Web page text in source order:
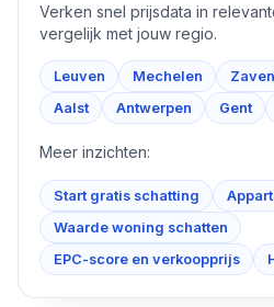
Verken snel prijsdata in
vergelijk met jouw regio.
Leuven Mechelen
Aalst
Antwerpen Gent
Meer inzichten:
Start gratis schatting
Waarde woning schatten
EPC-score en verkoopprijs